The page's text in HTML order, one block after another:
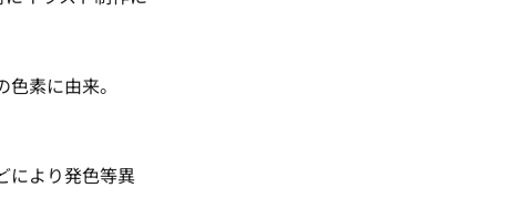
素に由来。
により発色等異